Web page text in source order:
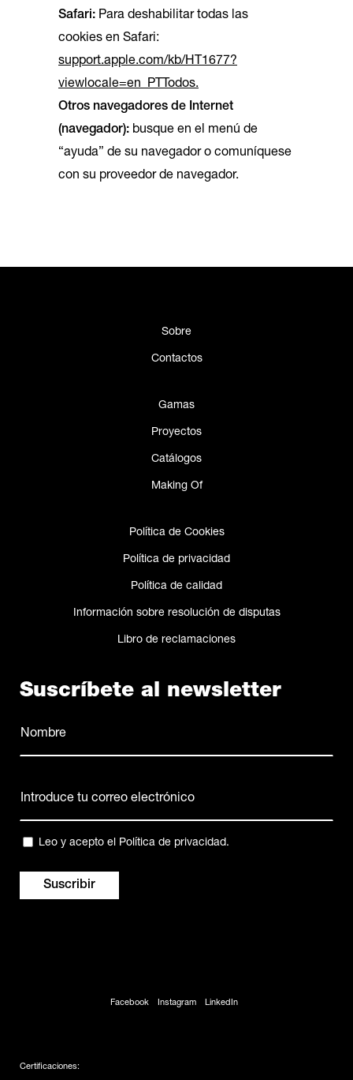
Safari: Para deshabilitar todas las
cookies en Safari:
support.apple.com/kb/HT1677?
viewlocale=en_PTTodos.
Otros navegadores de Internet
(navegador): busque en el menú de
“ayuda” de su navegador o comuníquese
con su proveedor de navegador.
Sobre
Contactos
Gamas
Proyectos
Catálogos
Making Of
Política de Cookies
Política de privacidad
Política de calidad
Información sobre resolución de disputas
Libro de reclamaciones
Suscríbete al newsletter
electrónico
Privacidad
Leo y acepto el Política de privacidad.
Certificaciones:
Facebook Instagram LinkedIn